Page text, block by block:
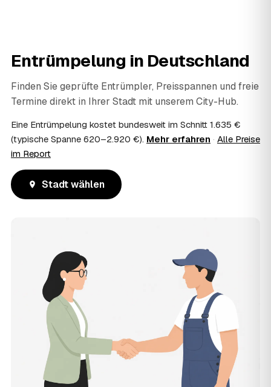
Entrümpelung in Deutschland
Finden Sie geprüfte Entrümpler, Preisspannen und freie
Termine direkt in Ihrer Stadt mit unserem City-Hub.
Eine Entrümpelung kostet bundesweit im Schnitt 1.635 €
(typische Spanne 620–2.920 €). Mehr erfahren · Alle Preise
im Report
Stadt wählen